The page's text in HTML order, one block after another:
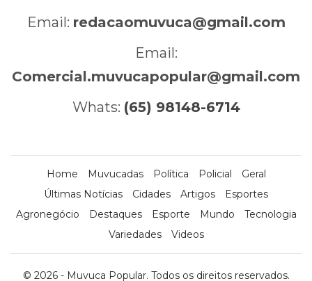
Email: redacaomuvuca@gmail.com
Email:
Comercial.muvucapopular@gmail.com
Whats: (65) 98148-6714
Home Muvucadas Política Policial
Geral
Últimas Notícias
Cidades Artigos
Esportes
Agronegócio
Destaques Esporte Mundo
Tecnologia
Variedades
Videos
© 2026 - Muvuca Popular. Todos os direitos reservados.